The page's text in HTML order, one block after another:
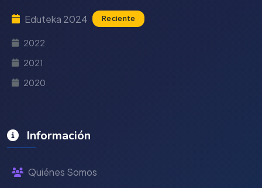
Eduteka 2024 Reciente
2022
2021
2020
Información
Quiénes Somos